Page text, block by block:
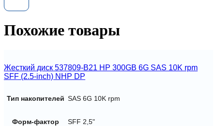
100GB
3.5-
SATA
gen8/gen9/gen10
Похожие товары
Жесткий диск 537809-B21 HP 300GB 6G SAS 10K rpm
SFF (2.5-inch) NHP DP
Тип накопителей SAS 6G 10K rpm
Форм-фактор SFF 2,5"